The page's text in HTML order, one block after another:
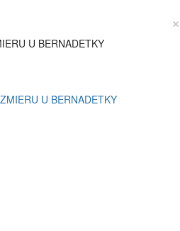
×
U BERNADETKY